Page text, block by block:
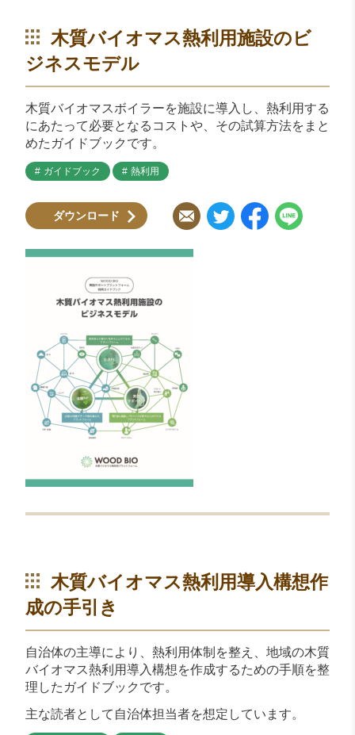
木質バイオマス熱利用施設のビ
ジネスモデル
木質バイオマスボイラーを施設に導入し、熱利用する
にあたって必要となるコストや、その試算方法をまと
めたガイドブックです。
ガイドブック 熱利用
ダウンロード
木質バイオマス熱利用導入構想作
成の手引き
自治体の主導により、熱利用体制を整え、地域の木質
バイオマス熱利用導入構想を作成するための手順を整
理したガイドブックです。
主な読者として自治体担当者を想定しています。